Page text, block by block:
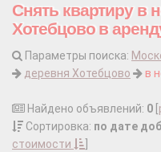
Снять квартиру в
Хотебцово в
Параметры поиска:
деревня Хотебцово
в
Найдено объявлений: 0
Сортировка: по дате
стоимости